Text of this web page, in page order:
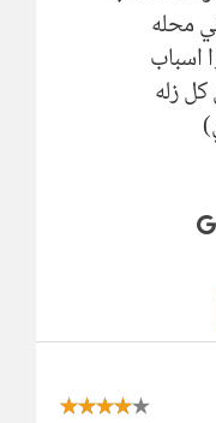
محله
اسباب
زله